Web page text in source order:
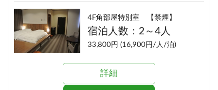
4F角部屋特別室 【禁煙】
宿泊人数：2～4人
33,800円 (16,900円/人/泊)
詳細